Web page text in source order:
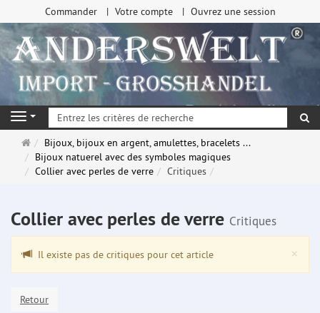
Commander Votre compte Ouvrez une session
Navigation
Page
d'accueil
Bijoux, bijoux en argent, amulettes, bracelets ...
Bijoux natuerel avec des symboles magiques
Collier avec perles de verre
Critiques
Collier avec perles de verre Critiques
×
Il existe pas de critiques pour cet article
Retour